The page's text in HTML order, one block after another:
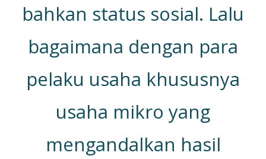
bahkan status sosial. Lalu
bagaimana dengan para
pelaku usaha khususnya
usaha mikro yang
mengandalkan hasil